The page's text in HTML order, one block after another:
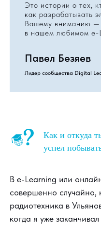
Это истории о тех,
как разрабатывать
Вашему вниманию —
в нашем любимом e-
Павел Безяев
Лидер сообщества Digital
Как и откуда
успел
В e-Learning или
совершенно случайно,
радиотехника в
когда я уже